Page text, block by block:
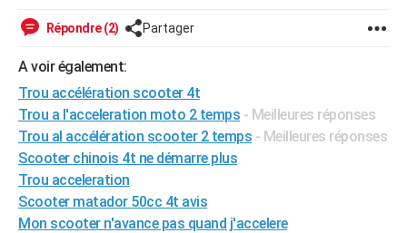
Destinations
City break
Voyage nature
Voyage de noces
Forum
Climat
PHOTO
GUIDES D'ACHAT
BONS PLANS
CARTE DE VOEUX
Carte de Noël
Carte Bonne année
Carte Saint-Valentin
Carte Pâques
Carte d'anniversaire
DICTIONNAIRE
Dictionnaire
Biographies
Citations
Expressions
Proverbes
PROGRAMME TV
Répondre (2) Partager
A voir également:
Trou accélération scooter 4t
Trou a l'acceleration moto 2 temps - Meilleures réponses
Trou al accélération scooter 2 temps - Meilleures réponses
Scooter chinois 4t ne démarre plus
Trou acceleration
Scooter matador 50cc 4t avis
Mon scooter n'avance pas quand j'accelere